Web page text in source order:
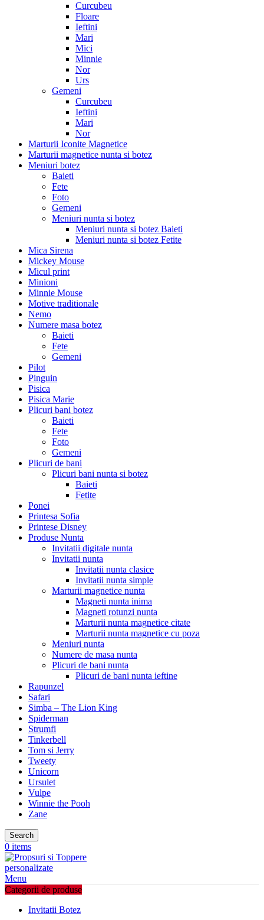
Curcubeu
Floare
Ieftini
Mari
Mici
Minnie
Nor
Urs
Gemeni
Curcubeu
Ieftini
Mari
Nor
Marturii Iconite Magnetice
Marturii magnetice nunta si botez
Meniuri botez
Baieti
Fete
Foto
Gemeni
Meniuri nunta si botez
Meniuri nunta si botez Baieti
Meniuri nunta si botez Fetite
Mica Sirena
Mickey Mouse
Micul print
Minioni
Minnie Mouse
Motive traditionale
Nemo
Numere masa botez
Baieti
Fete
Gemeni
Pilot
Pinguin
Pisica
Pisica Marie
Plicuri bani botez
Baieti
Fete
Foto
Gemeni
Plicuri de bani
Plicuri bani nunta si botez
Baieti
Fetite
Ponei
Printesa Sofia
Printese Disney
Produse Nunta
Invitatii digitale nunta
Invitatii nunta
Invitatii nunta clasice
Invitatii nunta simple
Marturii magnetice nunta
Magneti nunta inima
Magneti rotunzi nunta
Marturii nunta magnetice citate
Marturii nunta magnetice cu poza
Meniuri nunta
Numere de masa nunta
Plicuri de bani nunta
Plicuri de bani nunta ieftine
Rapunzel
Safari
Simba – The Lion King
Spiderman
Strumfi
Tinkerbell
Tom si Jerry
Tweety
Unicorn
Ursulet
Vulpe
Winnie the Pooh
Zane
Search
0 items
Menu
Categorii de produse
Invitatii Botez